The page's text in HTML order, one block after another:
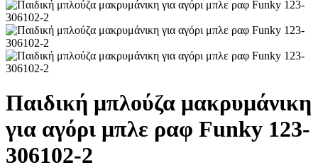
Παιδική μπλούζα μακρυμάνικη
για αγόρι μπλε ραφ Funky 123-
306102-2